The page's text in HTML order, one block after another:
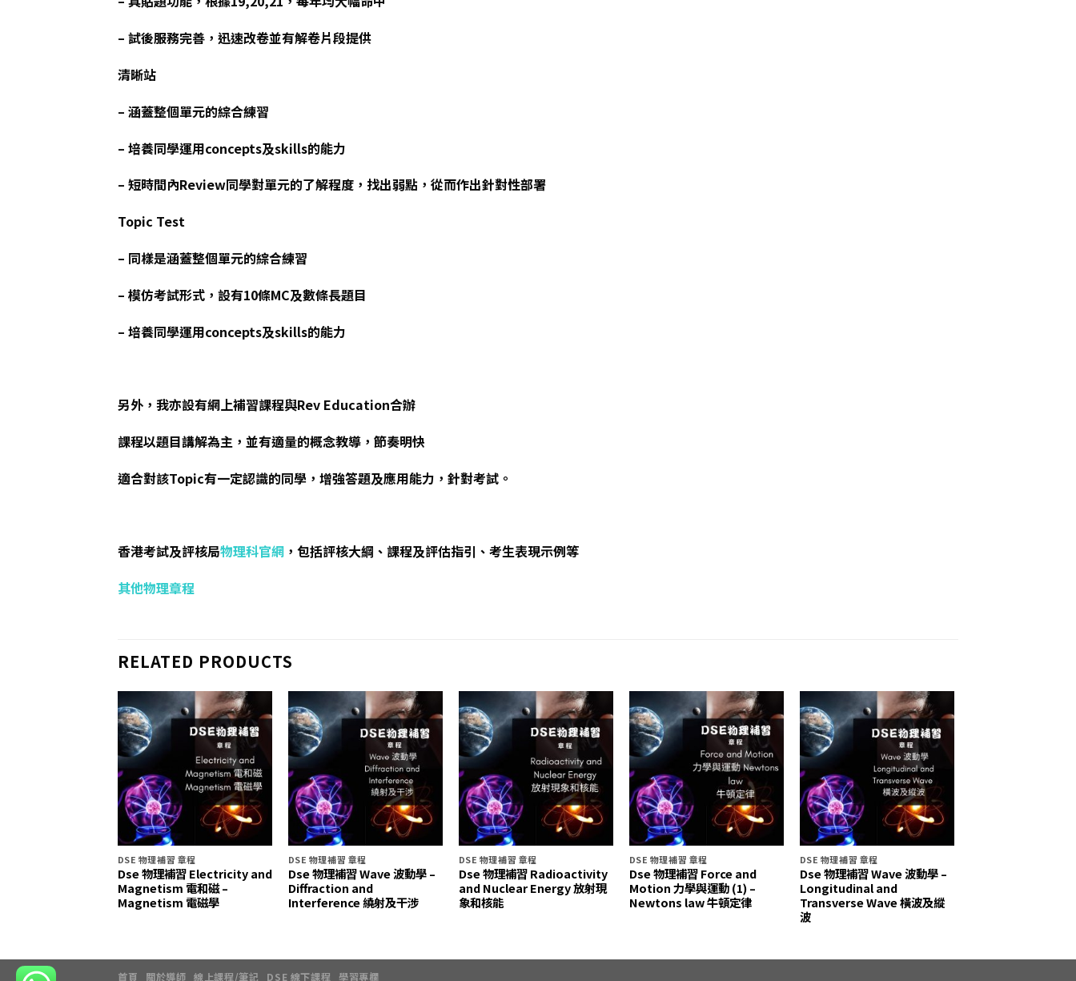
– 試後服務完善，迅速改卷並有解卷片段提供
清晰站
– 涵蓋整個單元的綜合練習
– 培養同學運用concepts及skills的能力
– 短時間內Review同學對單元的了解程度，找出弱點，從而作出針對性部署
Topic Test
– 同樣是涵蓋整個單元的綜合練習
– 模仿考試形式，設有10條MC及數條長題目
– 培養同學運用concepts及skills的能力
另外，我亦設有網上補習課程與Rev Education合辦
課程以題目講解為主，並有適量的概念教導，節奏明快
適合對該Topic有一定認識的同學，增強答題及應用能力，針對考試。
香港考試及評核局物理科官網 ，包括評核大綱、課程及評估指引、考生表現示例等
其他物理章程
RELATED PRODUCTS
DSE 物理補習 章程
Dse 物理補習 Electricity and
Magnetism 電和磁 –
Magnetism 電磁學
DSE 物理補習 章程
Dse 物理補習 Wave 波動學 –
Diffraction and
Interference 繞射及干涉
DSE 物理補習 章程
Dse 物理補習 Radioactivity
and Nuclear Energy 放射現
象和核能
DSE 物理補習 章程
Dse 物理補習 Force and
Motion 力學與運動 (1) –
Newtons law 牛頓定律
DSE 物理補習 章程
Dse 物理補習 Wave 波動學 –
Longitudinal and
Transverse Wave 橫波及縱
波
首頁 關於導師 線上課程/筆記 DSE 線下課程 學習專欄